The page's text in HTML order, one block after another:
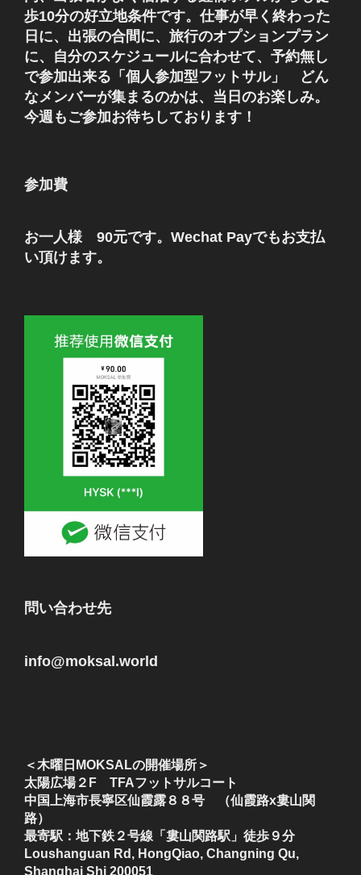
歩10分の好立地条件です。仕事が早く終わった
日に、出張の合間に、旅行のオプションプラン
に、自分のスケジュールに合わせて、予約無し
で参加出来る「個人参加型フットサル」 どん
なメンバーが集まるのかは、当日のお楽しみ。
今週もご参加お待ちしております！
参加費
お一人様 90元です。Wechat Payでもお支払
い頂けます。
問い合わせ先
info@moksal.world
＜木曜日MOKSALの開催場所＞
太陽広場２F TFAフットサルコート
中国上海市長寧区仙霞露８８号 （仙霞路x婁山関
路）
最寄駅：地下鉄２号線「婁山関路駅」徒歩９分
Loushanguan Rd, HongQiao, Changning Qu,
Shanghai Shi 200051